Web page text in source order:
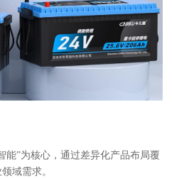
能”为核心，通过差异化产品布局覆
域需求。